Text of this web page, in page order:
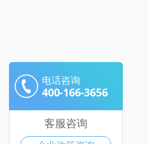
电话咨询
400-166-3656
客服咨询